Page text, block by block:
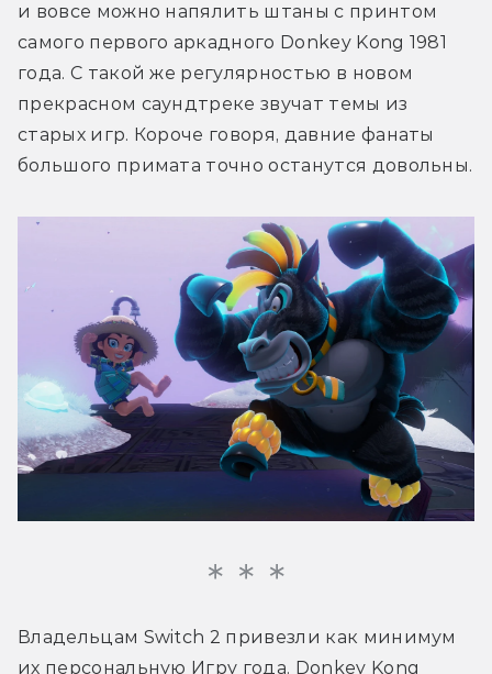
и вовсе можно напялить штаны с принтом
самого первого аркадного Donkey Kong 1981
года. С такой же регулярностью в новом
прекрасном саундтреке звучат темы из
старых игр. Короче говоря, давние фанаты
большого примата точно останутся довольны.
Владельцам Switch 2 привезли как минимум
их персональную Игру года. Donkey Kong